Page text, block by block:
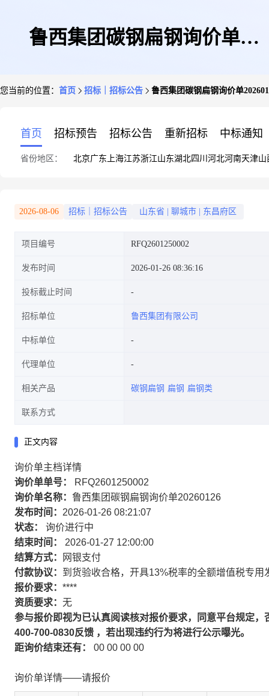
鲁西集团碳钢扁钢询价单
您当前的位置： 首页 招标｜招标公告 鲁西集团碳钢扁钢询价单
首页 招标预告 招标公告 重新招标 中标通知
省份地区： 北京广东 上海江苏浙江山东湖北四川 河北河南天津山
2026-08-06 招标｜招标公告 山东省 聊城市 东昌府区
项目编号 RFQ2601250002
发布时间 2026-01-26 08:36:16
投标截止时间
招标单位 鲁西集团有限公司
中标单位
代理单位
相关产品 碳钢扁钢 扁钢 扁钢类
联系方式
正文内容
询价单主档详情
询价单单号：
RFQ2601250002
询价单名称： 鲁西集团碳钢扁钢询价单20260126
发布时间： 2026-01-26 08:21:07
状态：
询价进行中
结束时间：
2026-01-27 12:00:00
结算方式：
网银支付
付款协议： 到货验收合格，开具13%税率的全额增值税专
报价要求： ****
资质要求： 无
参与报价即视为已认真阅读核对报价要求，同意平台规定
400-700-0830反馈 ，若出现违约行为将进行公示曝光。
距询价结束还有：
00 00 00 00
询价单详情——请报价